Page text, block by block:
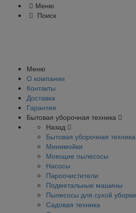
Меню
Поиск
Меню
О компании
Контакты
Доставка
Гарантия
Бытовая уборочная техника
Назад
Бытовая уборочная техника
Минимойки
Моющие пылесосы
Насосы
Пароочистители
Подметальные машины
Пылесосы для сухой уборки
Садовая техника